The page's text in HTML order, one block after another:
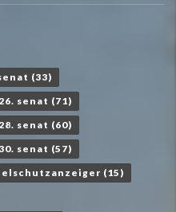
(33)
senat (71)
senat (60)
senat (57)
(15)